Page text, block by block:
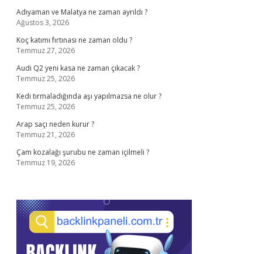
Adıyaman ve Malatya ne zaman ayrıldı ?
Ağustos 3, 2026
Koç katımı fırtınası ne zaman oldu ?
Temmuz 27, 2026
Audi Q2 yeni kasa ne zaman çıkacak ?
Temmuz 25, 2026
Kedi tırmaladığında aşı yapılmazsa ne olur ?
Temmuz 25, 2026
Arap saçı neden kurur ?
Temmuz 21, 2026
Çam kozalağı şurubu ne zaman içilmeli ?
Temmuz 19, 2026